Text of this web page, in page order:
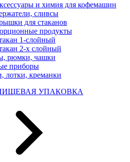
и химия для кофемашин
сливсы
для стаканов
продукты
1-слойный
2-х слойный
рюмки, чашки
приборы
лотки, креманки
УПАКОВКА